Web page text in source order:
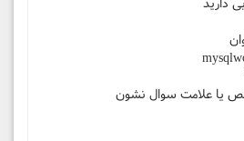
دارید
یا علامت سوال نشون